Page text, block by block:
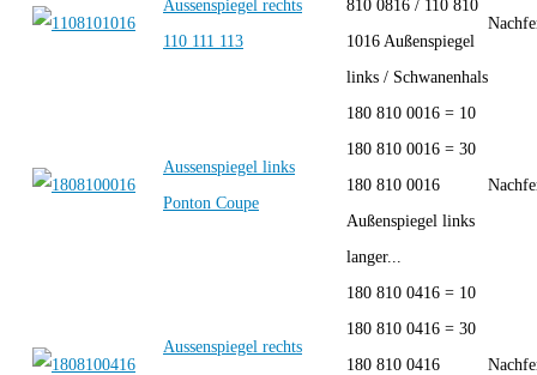
Aussenspiegel rechts
110 111 113
810 0816 / 110 810
1016 Außenspiegel
links / Schwanenhals
Aussenspiegel links
Ponton Coupe
180 810 0016 = 10
180 810 0016 = 30
180 810 0016
Außenspiegel links
langer...
Aussenspiegel rechts
180 810 0416 = 10
180 810 0416 = 30
180 810 0416